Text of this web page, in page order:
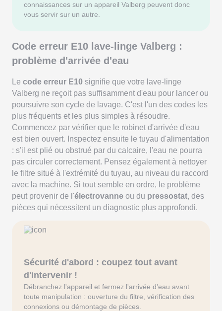
connaissances sur un appareil Valberg peuvent donc
vous servir sur un autre.
Code erreur E10 lave-linge Valberg :
problème d'arrivée d'eau
Le code erreur E10 signifie que votre lave-linge
Valberg ne reçoit pas suffisamment d'eau pour lancer ou
poursuivre son cycle de lavage. C'est l'un des codes les
plus fréquents et les plus simples à résoudre.
Commencez par vérifier que le robinet d'arrivée d'eau
est bien ouvert. Inspectez ensuite le tuyau d'alimentation
: s'il est plié ou obstrué par du calcaire, l'eau ne pourra
pas circuler correctement. Pensez également à nettoyer
le filtre situé à l'extrémité du tuyau, au niveau du raccord
avec la machine. Si tout semble en ordre, le problème
peut provenir de l'électrovanne ou du pressostat, des
pièces qui nécessitent un diagnostic plus approfondi.
Sécurité d'abord : coupez tout avant
d'intervenir !
Débranchez l'appareil et fermez l'arrivée d'eau avant
toute manipulation : ouverture du filtre, vérification des
connexions ou démontage de pièces.